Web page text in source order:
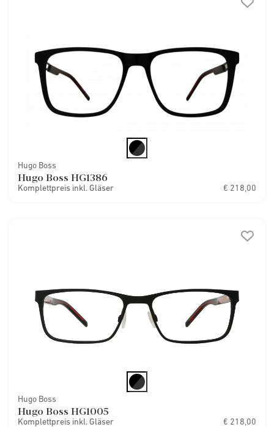
Hugo Boss
Hugo Boss HG1386
Komplettpreis inkl. Gläser € 218,00
Hugo Boss
Hugo Boss HG1005
Komplettpreis inkl. Gläser € 218,00